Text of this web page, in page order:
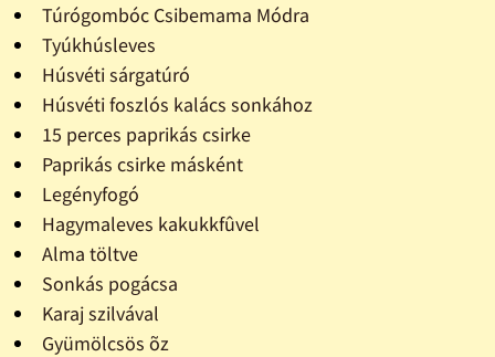
Túrógombóc Csibemama Módra
Tyúkhúsleves
Húsvéti sárgatúró
Húsvéti foszlós kalács sonkához
15 perces paprikás csirke
Paprikás csirke másként
Legényfogó
Hagymaleves kakukkfûvel
Alma töltve
Sonkás pogácsa
Karaj szilvával
Gyümölcsös õz